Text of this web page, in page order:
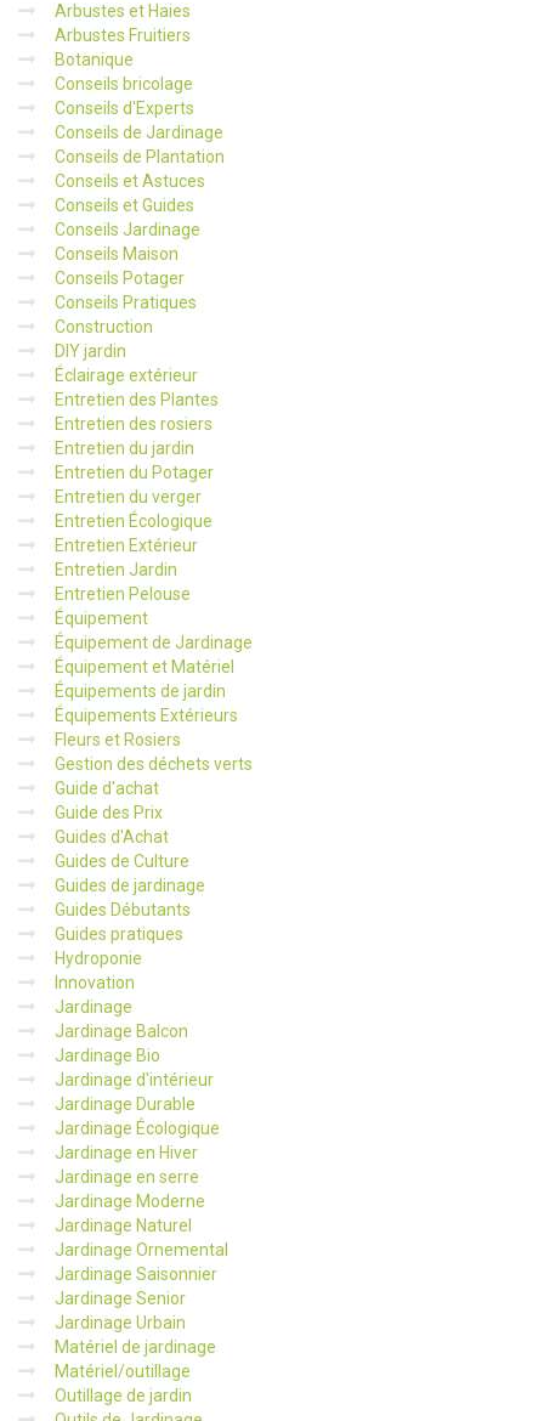
Arbustes et Haies
Arbustes Fruitiers
Botanique
Conseils bricolage
Conseils d'Experts
Conseils de Jardinage
Conseils de Plantation
Conseils et Astuces
Conseils et Guides
Conseils Jardinage
Conseils Maison
Conseils Potager
Conseils Pratiques
Construction
DIY jardin
Éclairage extérieur
Entretien des Plantes
Entretien des rosiers
Entretien du jardin
Entretien du Potager
Entretien du verger
Entretien Écologique
Entretien Extérieur
Entretien Jardin
Entretien Pelouse
Équipement
Équipement de Jardinage
Équipement et Matériel
Équipements de jardin
Équipements Extérieurs
Fleurs et Rosiers
Gestion des déchets verts
Guide d'achat
Guide des Prix
Guides d'Achat
Guides de Culture
Guides de jardinage
Guides Débutants
Guides pratiques
Hydroponie
Innovation
Jardinage
Jardinage Balcon
Jardinage Bio
Jardinage d'intérieur
Jardinage Durable
Jardinage Écologique
Jardinage en Hiver
Jardinage en serre
Jardinage Moderne
Jardinage Naturel
Jardinage Ornemental
Jardinage Saisonnier
Jardinage Senior
Jardinage Urbain
Matériel de jardinage
Matériel/outillage
Outillage de jardin